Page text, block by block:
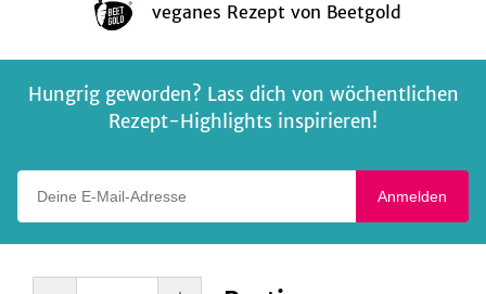
veganes Rezept von Beetgold
Hungrig geworden? Lass dich von wöchentlichen
Rezept-Highlights inspirieren!
Anmelden